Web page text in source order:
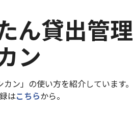
ん貸出管理
ン
ン」の使い方を紹介しています。
はこちらから。